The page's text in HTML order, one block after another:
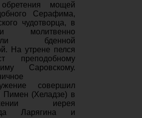
мощей
Серафима,
чудотворца, в
молитвенно
бденной
На утрене пелся
преподобному
Саровскому.
совершил
Пимен (Хеладзе) в
иерея
Ларягина и